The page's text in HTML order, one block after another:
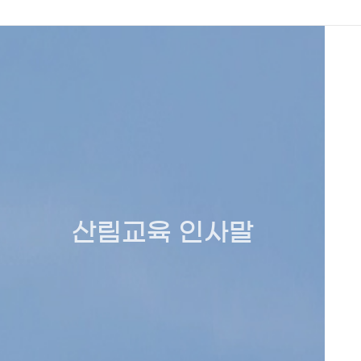
산림교육 인사말